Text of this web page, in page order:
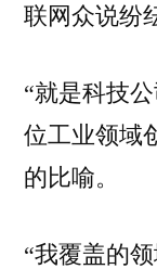
联网众说纷
“就是科技
位工业领域
的比喻。
“我覆盖的